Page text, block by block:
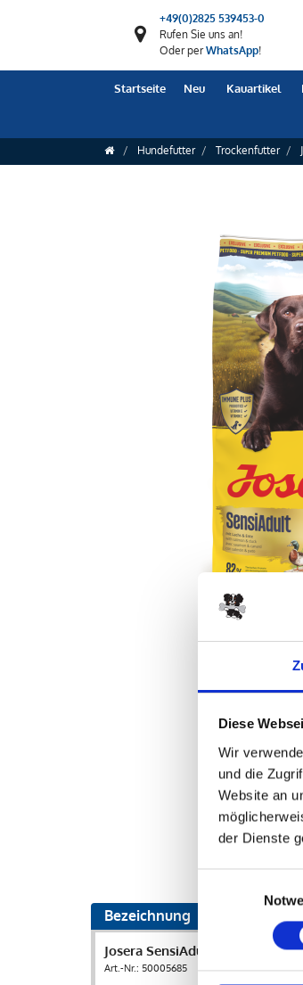
Diese
Wir
und die
Website an
der Dienste
+49(0)2825 539453-0
Rufen Sie uns an!
Oder perWhatsApp!
Startseite Neu Kauartikel
Hundefutter Trockenfutter
Bezeichnung
Josera SensiAdult 900 g
Art.-Nr.: 50005685